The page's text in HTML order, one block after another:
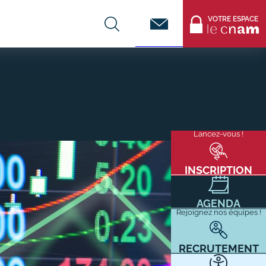
Menu
flottant
Lancez-vous !
INSCRIPTION
AGENDA
Rejoignez nos équipes !
RECRUTEMENT
VOTRE ESPACE
Former ses salariés
Accueillir un alternant ?
Taxe d'apprentissage
Infos enseignants
Être enseignant au Cnam
Infos partenaires
Liste des partenaires